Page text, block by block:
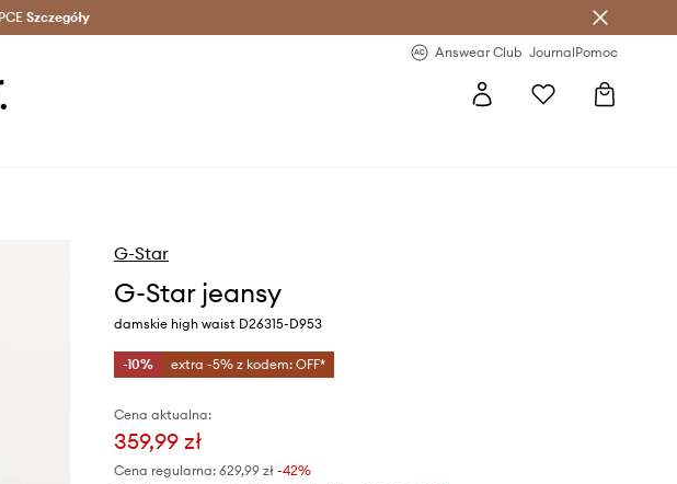
w 24h >
Szczegóły
Answear Club JournalPomoc
G-Star
G-Star jeansy
damskie high waist D26315-D953
-10% extra -5% z kodem: OFF*
Cena aktualna:
359,99 zł
Cena regularna: 629,99 zł-42%